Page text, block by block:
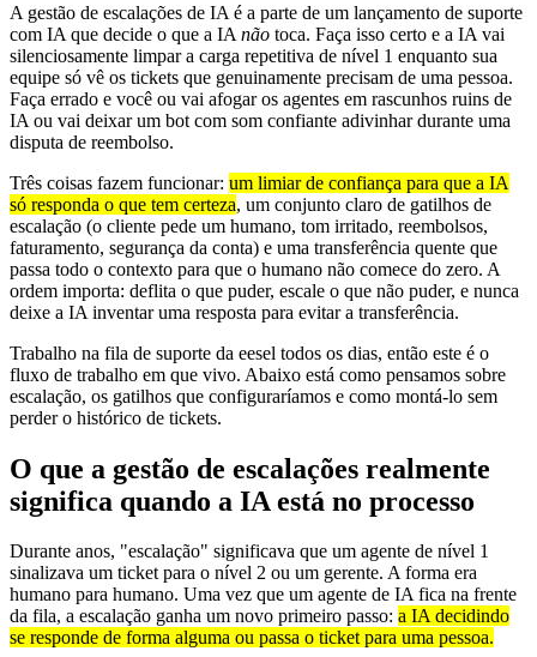
A gestão de escalações de IA é a parte de um lançamento de suporte
com IA que decide o que a IA não toca. Faça isso certo e a IA vai
silenciosamente limpar a carga repetitiva de nível 1 enquanto sua
equipe só vê os tickets que genuinamente precisam de uma pessoa.
Faça errado e você ou vai afogar os agentes em rascunhos ruins de
IA ou vai deixar um bot com som confiante adivinhar durante uma
disputa de reembolso.
Três coisas fazem funcionar: um limiar de confiança para que a IA
só responda o que tem certeza, um conjunto claro de gatilhos de
escalação (o cliente pede um humano, tom irritado, reembolsos,
faturamento, segurança da conta) e uma transferência quente que
passa todo o contexto para que o humano não comece do zero. A
ordem importa: deflita o que puder, escale o que não puder, e nunca
deixe a IA inventar uma resposta para evitar a transferência.
Trabalho na fila de suporte da eesel todos os dias, então este é o
fluxo de trabalho em que vivo. Abaixo está como pensamos sobre
escalação, os gatilhos que configuraríamos e como montá-lo sem
perder o histórico de tickets.
O que a gestão de escalações realmente
significa quando a IA está no processo
Durante anos, "escalação" significava que um agente de nível 1
sinalizava um ticket para o nível 2 ou um gerente. A forma era
humano para humano. Uma vez que um agente de IA fica na frente
da fila, a escalação ganha um novo primeiro passo: a IA decidindo
se responde de forma alguma ou passa o ticket para uma pessoa.